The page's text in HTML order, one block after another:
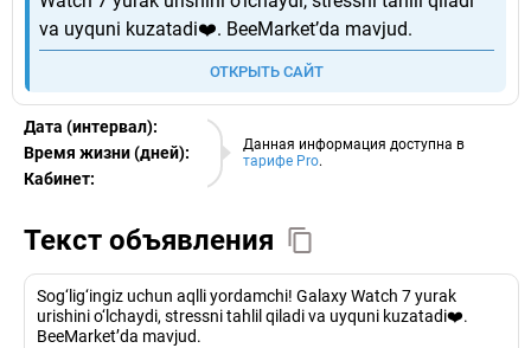
va uyquni kuzatadi❤️. BeeMarket’da mavjud.
ОТКРЫТЬ САЙТ
Данная информация доступна в
тарифе Pro.
Дата (интервал):
10.08.2026
Время жизни (дней):
Кабинет:
EURO
Текст объявления
Sog‘lig‘ingiz uchun aqlli yordamchi! Galaxy Watch 7 yurak
urishini o‘lchaydi, stressni tahlil qiladi va uyquni kuzatadi❤️.
BeeMarket’da mavjud.